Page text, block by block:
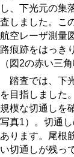
し、下光元の集
査しました。こ
航空レーザ測量
路痕跡をはっき
（図2の赤い三
踏査では、下
を目指しました
規模な切通しを
写真1）。切通
あります。尾根
い切通しが残っ